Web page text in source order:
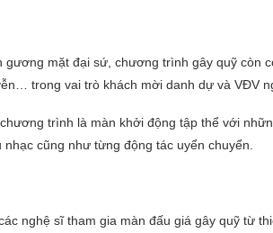
gương mặt đại sứ, chương trình gây quỹ còn
trong vai trò khách mời danh dự và VĐV
trình là màn khởi động tập thể với
nhạc cũng như từng động tác uyển chuyển.
nghệ sĩ tham gia màn đấu giá gây quỹ từ